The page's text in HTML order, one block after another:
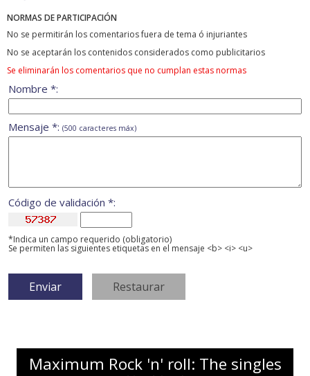
NORMAS DE PARTICIPACIÓN
No se permitirán los comentarios fuera de tema ó injuriantes
No se aceptarán los contenidos considerados como publicitarios
Se eliminarán los comentarios que no cumplan estas normas
Nombre *:
Mensaje *: (500 caracteres máx)
Código de validación *:
*Indica un campo requerido (obligatorio)
Se permiten las siguientes etiquetas en el mensaje <b> <i> <u>
Maximum Rock 'n' roll: The singles